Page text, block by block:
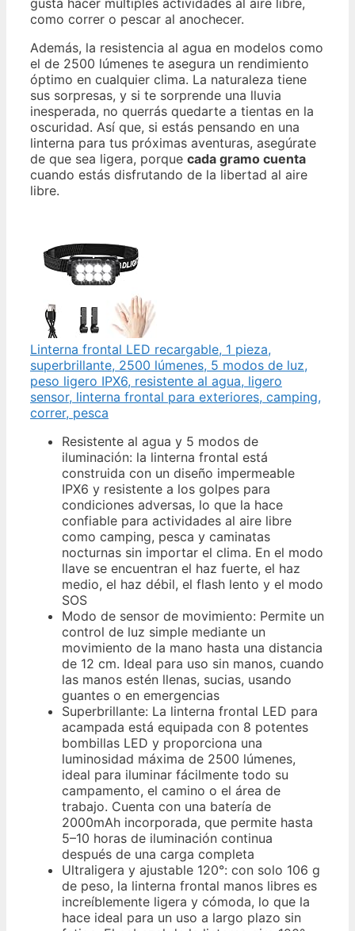
gusta hacer múltiples actividades al aire libre,
como correr o pescar al anochecer.
Además, la resistencia al agua en modelos como
el de 2500 lúmenes te asegura un rendimiento
óptimo en cualquier clima. La naturaleza tiene
sus sorpresas, y si te sorprende una lluvia
inesperada, no querrás quedarte a tientas en la
oscuridad. Así que, si estás pensando en una
linterna para tus próximas aventuras, asegúrate
de que sea ligera, porque cada gramo cuenta
cuando estás disfrutando de la libertad al aire
libre.
Linterna frontal LED recargable, 1 pieza,
superbrillante, 2500 lúmenes, 5 modos de luz,
peso ligero IPX6, resistente al agua, ligero
sensor, linterna frontal para exteriores, camping,
correr, pesca
Resistente al agua y 5 modos de
iluminación: la linterna frontal está
construida con un diseño impermeable
IPX6 y resistente a los golpes para
condiciones adversas, lo que la hace
confiable para actividades al aire libre
como camping, pesca y caminatas
nocturnas sin importar el clima. En el modo
llave se encuentran el haz fuerte, el haz
medio, el haz débil, el flash lento y el modo
SOS
Modo de sensor de movimiento: Permite un
control de luz simple mediante un
movimiento de la mano hasta una distancia
de 12 cm. Ideal para uso sin manos, cuando
las manos estén llenas, sucias, usando
guantes o en emergencias
Superbrillante: La linterna frontal LED para
acampada está equipada con 8 potentes
bombillas LED y proporciona una
luminosidad máxima de 2500 lúmenes,
ideal para iluminar fácilmente todo su
campamento, el camino o el área de
trabajo. Cuenta con una batería de
2000mAh incorporada, que permite hasta
5–10 horas de iluminación continua
después de una carga completa
Ultraligera y ajustable 120°: con solo 106 g
de peso, la linterna frontal manos libres es
increíblemente ligera y cómoda, lo que la
hace ideal para un uso a largo plazo sin